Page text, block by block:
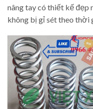
nâng tay có thiết kế đẹp
không bị gỉ sét theo thời